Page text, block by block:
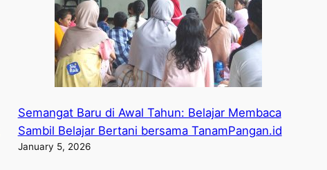
Semangat Baru di Awal Tahun: Belajar Membaca
Sambil Belajar Bertani bersama TanamPangan.id
January 5, 2026